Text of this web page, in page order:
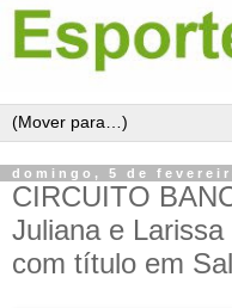
domingo, 5 de
CIRCUITO
Juliana e
com título em